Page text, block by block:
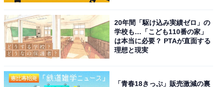
20年間「駆け込み実績ゼロ」の
学校も…「こども110番の家」
は本当に必要？ PTAが直面する
理想と現実
「青春18きっぷ」販売激減の裏